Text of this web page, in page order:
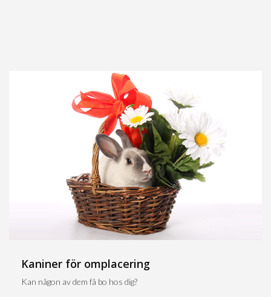
Kaniner för omplacering
Kan någon av dem få bo hos dig?